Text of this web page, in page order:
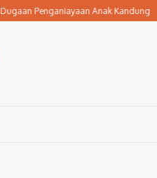
Anak Kandung 228